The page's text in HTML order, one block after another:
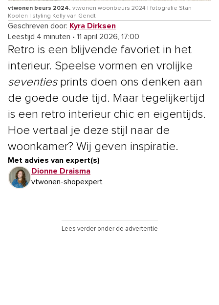
vtwonen beurs 2024. vtwonen woonbeurs 2024 | fotografie Stan
Koolen | styling Kelly van Gendt
Geschreven door: Kyra Dirksen
Leestijd 4 minuten • 11 april 2026, 17:00
Retro is een blijvende favoriet in het
interieur. Speelse vormen en vrolijke
seventiesprints doen ons denken aan
de goede oude tijd. Maar tegelijkertijd
is een retro interieur chic en eigentijds.
Hoe vertaal je deze stijl naar de
woonkamer? Wij geven inspiratie.
Met advies van expert(s)
Dionne Draisma
vtwonen-shopexpert
Lees verder onder de advertentie